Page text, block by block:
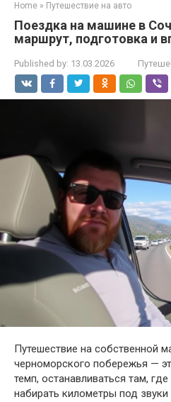
Home » Путешествие на авто
Поездка на машине в
маршрут, подготовка и
Published by: 13.03.2026
Путешествие на собственной
черноморского побережья —
темп, останавливаться там,
набирать километры под